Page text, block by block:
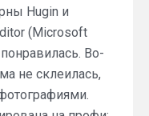
Hugin и
(Microsoft
Во-
не склеилась,